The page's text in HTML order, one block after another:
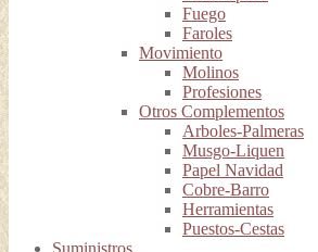
Fuego
Faroles
Movimiento
Molinos
Profesiones
Otros Complementos
Arboles-Palmeras
Musgo-Liquen
Papel Navidad
Cobre-Barro
Herramientas
Puestos-Cestas
Suministros